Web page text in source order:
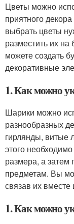
Цветы можно
приятного
выбрать цветы
разместить их
можете создать
декоративные
1. Как можно
Шарики можно
разнообразных
гирлянды, витые
этого
размера, а затем
предметам. Вы
связав их вместе
1. Как можно